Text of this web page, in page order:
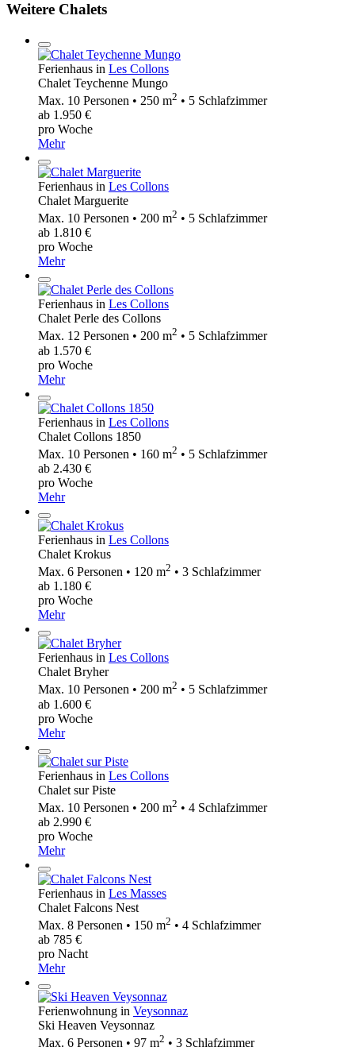
Weitere Chalets
Ferienhaus in Les Collons
Chalet Teychenne Mungo
Max. 10 Personen • 250 m2 • 5 Schlafzimmer
ab 1.950 €
pro Woche
Mehr
Ferienhaus in Les Collons
Chalet Marguerite
Max. 10 Personen • 200 m2 • 5 Schlafzimmer
ab 1.810 €
pro Woche
Mehr
Ferienhaus in Les Collons
Chalet Perle des Collons
Max. 12 Personen • 200 m2 • 5 Schlafzimmer
ab 1.570 €
pro Woche
Mehr
Ferienhaus in Les Collons
Chalet Collons 1850
Max. 10 Personen • 160 m2 • 5 Schlafzimmer
ab 2.430 €
pro Woche
Mehr
Ferienhaus in Les Collons
Chalet Krokus
Max. 6 Personen • 120 m2 • 3 Schlafzimmer
ab 1.180 €
pro Woche
Mehr
Ferienhaus in Les Collons
Chalet Bryher
Max. 10 Personen • 200 m2 • 5 Schlafzimmer
ab 1.600 €
pro Woche
Mehr
Ferienhaus in Les Collons
Chalet sur Piste
Max. 10 Personen • 200 m2 • 4 Schlafzimmer
ab 2.990 €
pro Woche
Mehr
Ferienhaus in Les Masses
Chalet Falcons Nest
Max. 8 Personen • 150 m2 • 4 Schlafzimmer
ab 785 €
pro Nacht
Mehr
Ferienwohnung in Veysonnaz
Ski Heaven Veysonnaz
Max. 6 Personen • 97 m2 • 3 Schlafzimmer